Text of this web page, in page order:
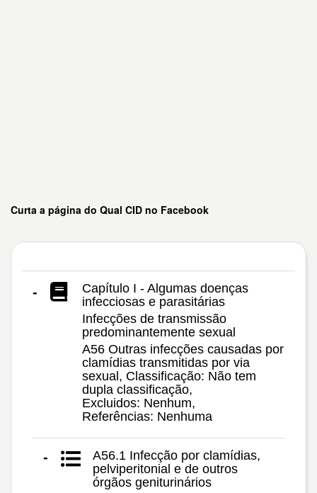
Curta a página do Qual CID no Facebook
-
Capítulo I - Algumas doenças
infecciosas e parasitárias
Infecções de transmissão
predominantemente sexual
A56 Outras infecções causadas por
clamídias transmitidas por via
sexual, Classificação: Não tem
dupla classificação,
Excluidos: Nenhum,
Referências: Nenhuma
-
A56.1 Infecção por clamídias,
pelviperitonial e de outros
órgãos geniturinários